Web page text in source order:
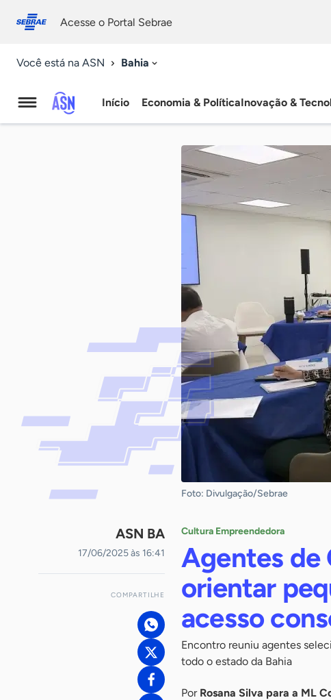
conosco
Acesse o Portal Sebrae
Você está na ASN Bahia
Agência
Início Economia & PolíticaInovação &
Foto: Divulgação/Sebrae
ASN BA
17/06/2025 às 16:41
COMPARTILHE
Cultura Empreendedora
Agentes de
orientar
acesso
Encontro reuniu agentes
todo o estado da Bahia
Por Rosana Silva para a ML